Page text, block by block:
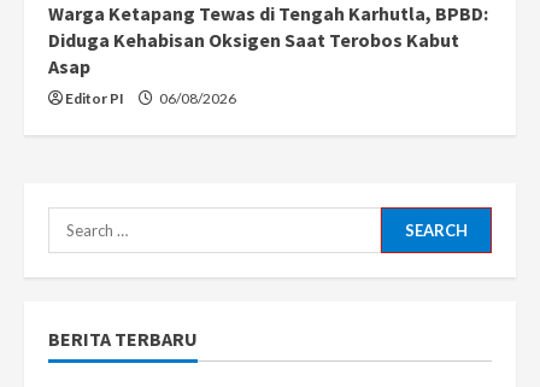
Warga Ketapang Tewas di Tengah Karhutla, BPBD:
Diduga Kehabisan Oksigen Saat Terobos Kabut
Asap
Editor PI 06/08/2026
Search
for:
BERITA TERBARU